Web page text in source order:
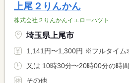
上尾２りんかん
株式会社２りんかんイエローハツト
埼玉県上尾市
1,141円〜1,300円 ※フルタイム求人の場合は月額（換算額）、
その他